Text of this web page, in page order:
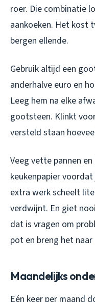
roer. Die combinatie
aankoeken. Het kost
bergen ellende.
Gebruik altijd een
anderhalve euro en
Leeg hem na elke
gootsteen. Klinkt
versteld staan
Veeg vette pannen
keukenpapier
extra werk scheelt
verdwijnt. En giet
dat is vragen om
pot en breng het
Maandelijks
Eén keer per maand